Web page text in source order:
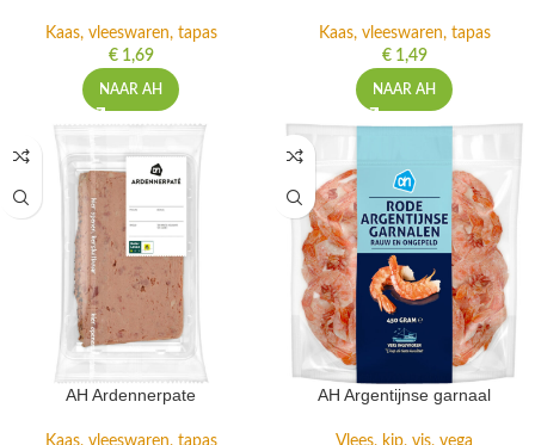
Kaas, vleeswaren, tapas
€1,69
NAAR AH
Kaas, vleeswaren, tapas
€1,49
NAAR AH
AH Ardennerpate
Kaas, vleeswaren, tapas
AH Argentijnse garnaal
Vlees, kip, vis, vega